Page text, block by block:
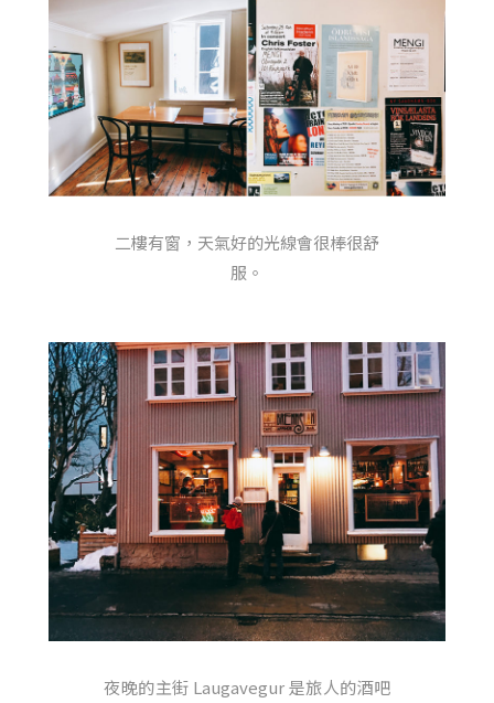
二樓有窗，天氣好的光線會很棒很舒
服。
夜晚的主街 Laugavegur 是旅人的酒吧